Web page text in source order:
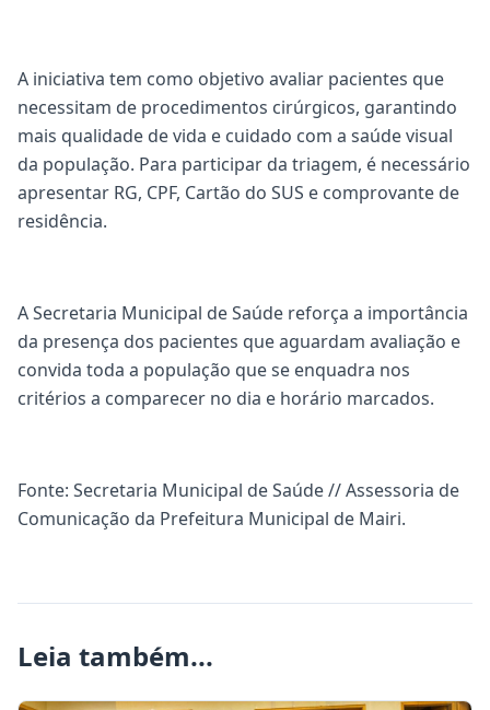
A iniciativa tem como objetivo avaliar pacientes que
necessitam de procedimentos cirúrgicos, garantindo
mais qualidade de vida e cuidado com a saúde visual
da população. Para participar da triagem, é necessário
apresentar RG, CPF, Cartão do SUS e comprovante de
residência.
A Secretaria Municipal de Saúde reforça a importância
da presença dos pacientes que aguardam avaliação e
convida toda a população que se enquadra nos
critérios a comparecer no dia e horário marcados.
Fonte: Secretaria Municipal de Saúde // Assessoria de
Comunicação da Prefeitura Municipal de Mairi.
Leia também...